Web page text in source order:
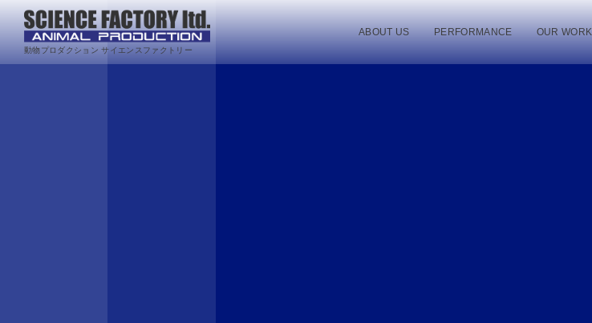
動物プロダクション サイエンスファクトリー
ABOUT US PERFORMANCE OUR WORK